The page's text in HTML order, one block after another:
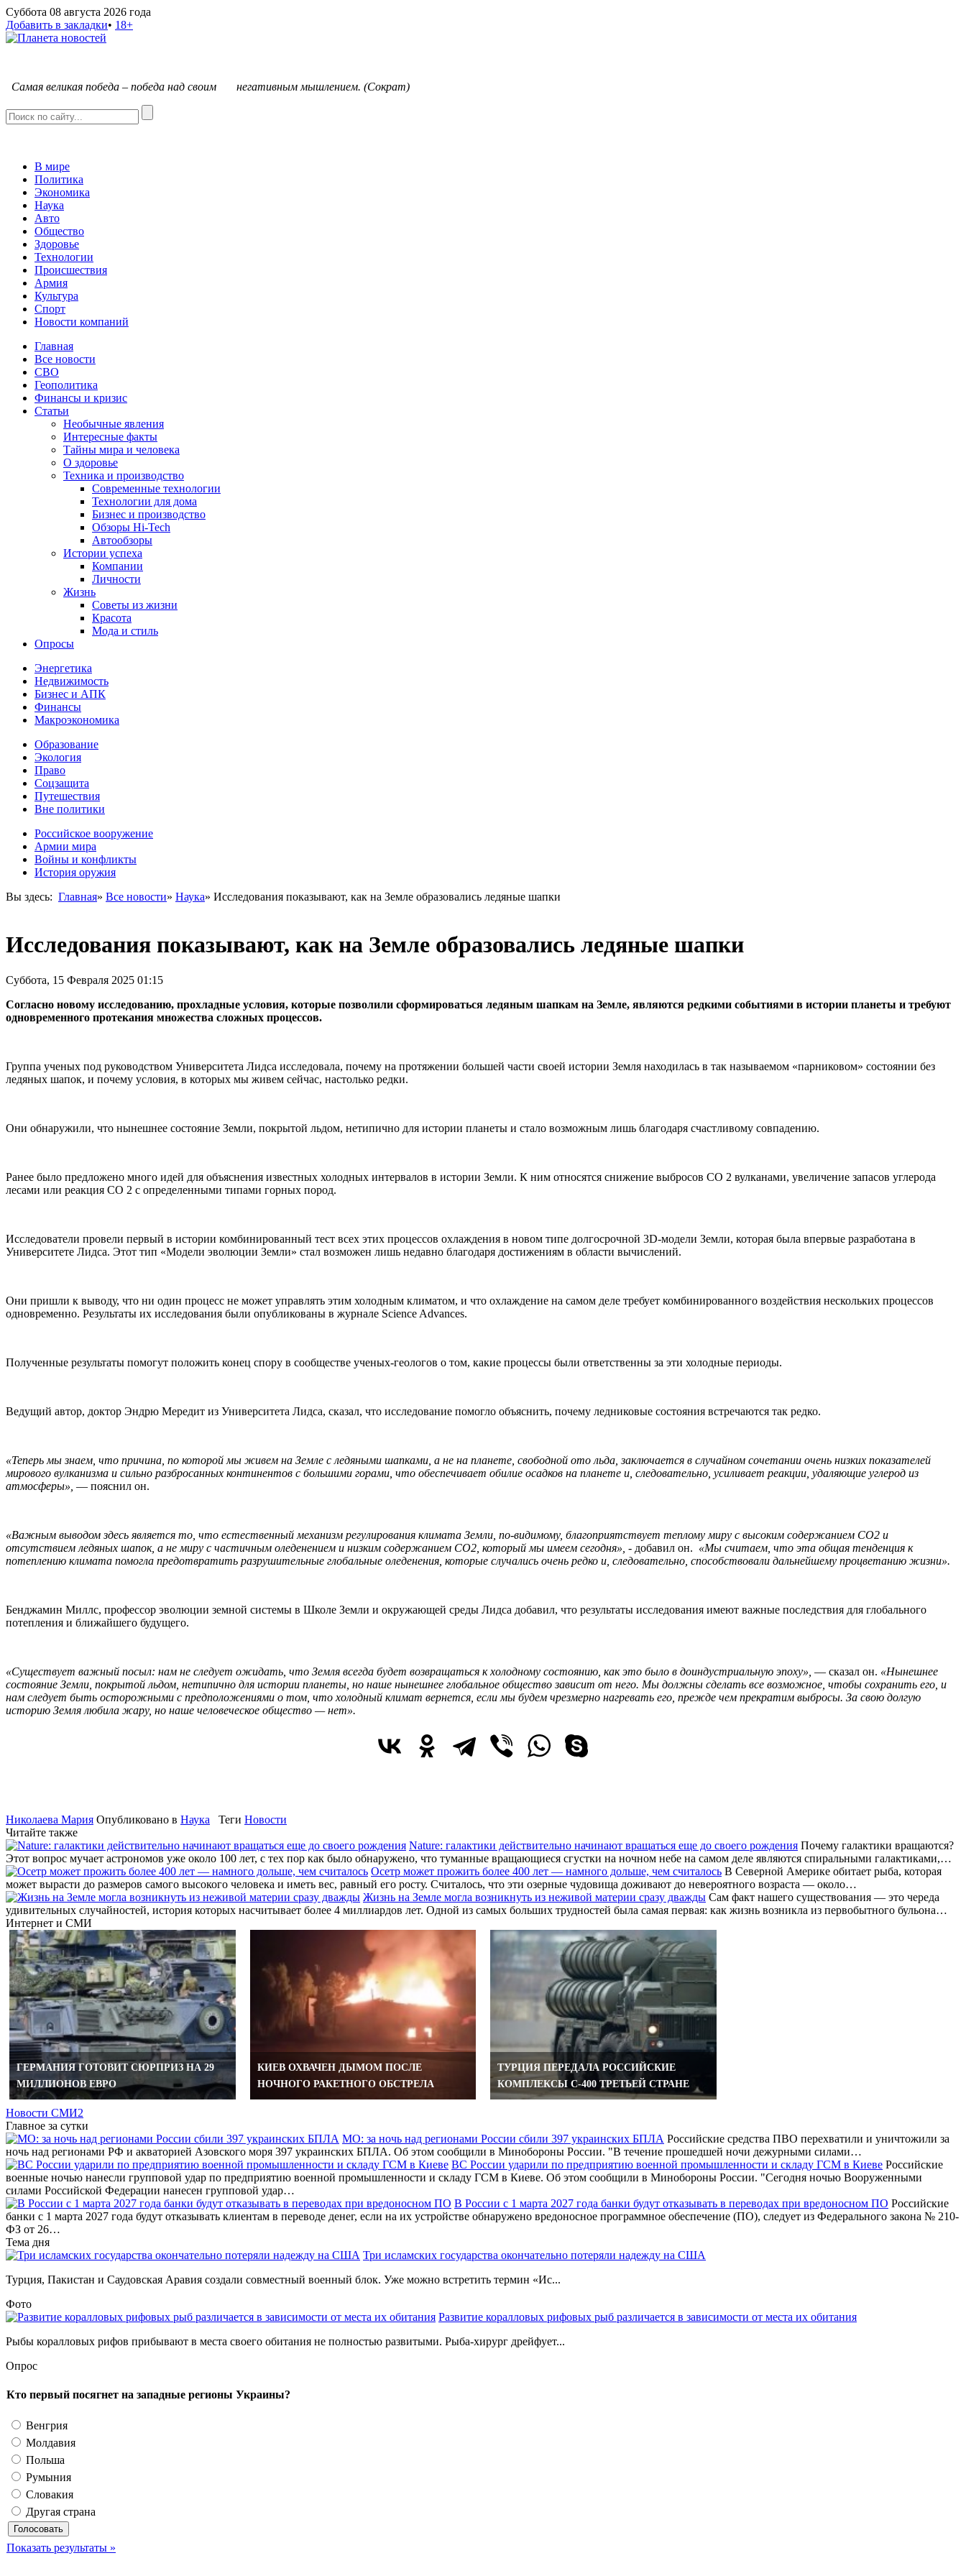
Суббота 08 августа 2026 года
Добавить в закладки• 18+
Самая великая победа – победа над своим негативным мышлением. (Сократ)
В мире
Политика
Экономика
Наука
Авто
Общество
Здоровье
Технологии
Происшествия
Армия
Культура
Спорт
Новости компаний
Главная
Все новости
СВО
Геополитика
Финансы и кризис
Статьи
Необычные явления
Интересные факты
Тайны мира и человека
О здоровье
Техника и производство
Современные технологии
Технологии для дома
Бизнес и производство
Обзоры Hi-Tech
Автообзоры
Истории успеха
Компании
Личности
Жизнь
Советы из жизни
Красота
Мода и стиль
Опросы
Энергетика
Недвижимость
Бизнес и АПК
Финансы
Макроэкономика
Образование
Экология
Право
Соцзащита
Путешествия
Вне политики
Российское вооружение
Армии мира
Войны и конфликты
История оружия
Вы здесь: Главная» Все новости» Наука» Исследования показывают, как на Земле образовались ледяные шапки
Исследования показывают, как на Земле образовались ледяные шапки
Суббота, 15 Февраля 2025 01:15
Согласно новому исследованию, прохладные условия, которые позволили сформироваться ледяным шапкам на Земле, являются редкими событиями в истории планеты и требуют
одновременного протекания множества сложных процессов.
Группа ученых под руководством Университета Лидса исследовала, почему на протяжении большей части своей истории Земля находилась в так называемом «парниковом» состоянии без
ледяных шапок, и почему условия, в которых мы живем сейчас, настолько редки.
Они обнаружили, что нынешнее состояние Земли, покрытой льдом, нетипично для истории планеты и стало возможным лишь благодаря счастливому совпадению.
Ранее было предложено много идей для объяснения известных холодных интервалов в истории Земли. К ним относятся снижение выбросов CO 2 вулканами, увеличение запасов углерода
лесами или реакция CO 2 с определенными типами горных пород.
Исследователи провели первый в истории комбинированный тест всех этих процессов охлаждения в новом типе долгосрочной 3D-модели Земли, которая была впервые разработана в
Университете Лидса. Этот тип «Модели эволюции Земли» стал возможен лишь недавно благодаря достижениям в области вычислений.
Они пришли к выводу, что ни один процесс не может управлять этим холодным климатом, и что охлаждение на самом деле требует комбинированного воздействия нескольких процессов
одновременно. Результаты их исследования были опубликованы в журнале Science Advances.
Полученные результаты помогут положить конец спору в сообществе ученых-геологов о том, какие процессы были ответственны за эти холодные периоды.
Ведущий автор, доктор Эндрю Мередит из Университета Лидса, сказал, что исследование помогло объяснить, почему ледниковые состояния встречаются так редко.
«Теперь мы знаем, что причина, по которой мы живем на Земле с ледяными шапками, а не на планете, свободной ото льда, заключается в случайном сочетании очень низких показателей
мирового вулканизма и сильно разбросанных континентов с большими горами, что обеспечивает обилие осадков на планете и, следовательно, усиливает реакции, удаляющие углерод из
атмосферы», — пояснил он.
«Важным выводом здесь является то, что естественный механизм регулирования климата Земли, по-видимому, благоприятствует теплому миру с высоким содержанием CO2 и
отсутствием ледяных шапок, а не миру с частичным оледенением и низким содержанием CO2, который мы имеем сегодня», - добавил он. «Мы считаем, что эта общая тенденция к
потеплению климата помогла предотвратить разрушительные глобальные оледенения, которые случались очень редко и, следовательно, способствовали дальнейшему процветанию жизни».
Бенджамин Миллс, профессор эволюции земной системы в Школе Земли и окружающей среды Лидса добавил, что результаты исследования имеют важные последствия для глобального
потепления и ближайшего будущего.
«Существует важный посыл: нам не следует ожидать, что Земля всегда будет возвращаться к холодному состоянию, как это было в доиндустриальную эпоху», — сказал он. «Нынешнее
состояние Земли, покрытой льдом, нетипично для истории планеты, но наше нынешнее глобальное общество зависит от него. Мы должны сделать все возможное, чтобы сохранить его, и
нам следует быть осторожными с предположениями о том, что холодный климат вернется, если мы будем чрезмерно нагревать его, прежде чем прекратим выбросы. За свою долгую
историю Земля любила жару, но наше человеческое общество — нет».
Николаева Мария Опубликовано в Наука Теги Новости
Читайте также
Nature: галактики действительно начинают вращаться еще до своего рождения Почему галактики вращаются?
Этот вопрос мучает астрономов уже около 100 лет, с тех пор как было обнаружено, что туманные вращающиеся сгустки на ночном небе на самом деле являются спиральными галактиками,…
Осетр может прожить более 400 лет — намного дольше, чем считалось В Северной Америке обитает рыба, которая
может вырасти до размеров самого высокого человека и иметь вес, равный его росту. Считалось, что эти озерные чудовища доживают до невероятного возраста — около…
Жизнь на Земле могла возникнуть из неживой материи сразу дважды Сам факт нашего существования — это череда
удивительных случайностей, история которых насчитывает более 4 миллиардов лет. Одной из самых больших трудностей была самая первая: как жизнь возникла из первобытного бульона…
Интернет и СМИ
ГЕРМАНИЯ ГОТОВИТ СЮРПРИЗ НА 29
МИЛЛИОНОВ ЕВРО
КИЕВ ОХВАЧЕН ДЫМОМ ПОСЛЕ
НОЧНОГО РАКЕТНОГО ОБСТРЕЛА
ТУРЦИЯ ПЕРЕДАЛА РОССИЙСКИЕ
КОМПЛЕКСЫ С-400 ТРЕТЬЕЙ СТРАНЕ
В КИЕВЕ РАЗГОРЕЛСЯ МОЩНЫЙ
ПОЖАР
Новости СМИ2
Главное за сутки
МО: за ночь над регионами России сбили 397 украинских БПЛА Российские средства ПВО перехватили и уничтожили за
ночь над регионами РФ и акваторией Азовского моря 397 украинских БПЛА. Об этом сообщили в Минобороны России. "В течение прошедшей ночи дежурными силами…
ВС России ударили по предприятию военной промышленности и складу ГСМ в Киеве Российские
военные ночью нанесли групповой удар по предприятию военной промышленности и складу ГСМ в Киеве. Об этом сообщили в Минобороны России. "Сегодня ночью Вооруженными
силами Российской Федерации нанесен групповой удар…
В России с 1 марта 2027 года банки будут отказывать в переводах при вредоносном ПО Российские
банки с 1 марта 2027 года будут отказывать клиентам в переводе денег, если на их устройстве обнаружено вредоносное программное обеспечение (ПО), следует из Федерального закона № 210-
ФЗ от 26…
Тема дня
Три исламских государства окончательно потеряли надежду на США
Турция, Пакистан и Саудовская Аравия создали совместный военный блок. Уже можно встретить термин «Ис...
Фото
Развитие коралловых рифовых рыб различается в зависимости от места их обитания
Рыбы коралловых рифов прибывают в места своего обитания не полностью развитыми. Рыба-хирург дрейфует...
Опрос
Кто первый посягнет на западные регионы Украины?
Венгрия
Молдавия
Польша
Румыния
Словакия
Другая страна
Показать результаты »